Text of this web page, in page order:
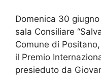
Domenica 30
sala Consiliare
Comune di
il Premio
presieduto da